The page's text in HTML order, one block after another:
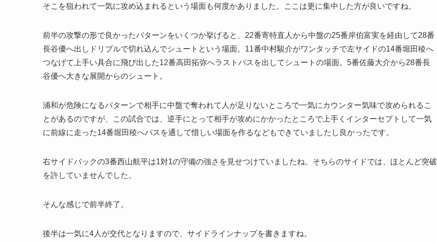
そこを狙われて一気に攻め込まれるという場面も何度かありました。ここは更に集中した方が良いですね。
前半の攻撃の形で良かったパターンをいくつか挙げると、22番寄特直人から中盤の25番岸伯富実を経由して28番
長谷優へ出しドリブルで切れ込んでシュートという場面。11番中村駿介がワンタッチで左サイドの14番堀田稜へ
つなげて上手い具合に飛び出した12番高田拓弥へラストパスを出してシュートの場面。5番佐藤大介から28番長
谷優へ大きな展開からのシュート。
浦和が危険になるパターンで相手に中盤で奪われて人が足りないところで一気にカウンター気味で攻められるこ
とがあるのですが、この試合では、逆手にとって相手が攻めにかかったところで上手くインターセプトして一気
に前線に走った14番堀田稜へパスを通して惜しい場面を作るなどもできていましたし良かったです。
右サイドバックの3番西山航平は1対1の守備の強さを見せつけていましたね。そちらのサイドでは、ほとんど突破
を許していませんでした。
そんな感じで前半終了。
後半は一気に4人が交代となりますので、サイドラインナップを書きますね。